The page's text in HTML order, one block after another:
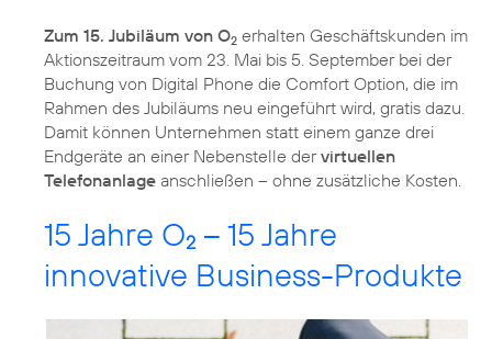
Zum 15. Jubiläum von O2 erhalten Geschäftskunden im
Aktionszeitraum vom 23. Mai bis 5. September bei der
Buchung von Digital Phone die Comfort Option, die im
Rahmen des Jubiläums neu eingeführt wird, gratis dazu.
Damit können Unternehmen statt einem ganze drei
Endgeräte an einer Nebenstelle dervirtuellen
Telefonanlage anschließen – ohne zusätzliche Kosten.
15 Jahre O2 – 15 Jahre
innovative Business-Produkte